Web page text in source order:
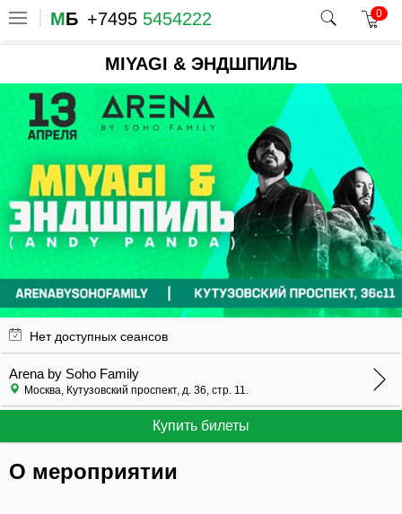
МБ +7495 5454222 0
MIYAGI & ЭНДШПИЛЬ
Нет доступных сеансов
Arena by Soho Family
Москва, Кутузовский проспект, д. 36, стр. 11.
Купить билеты
О мероприятии